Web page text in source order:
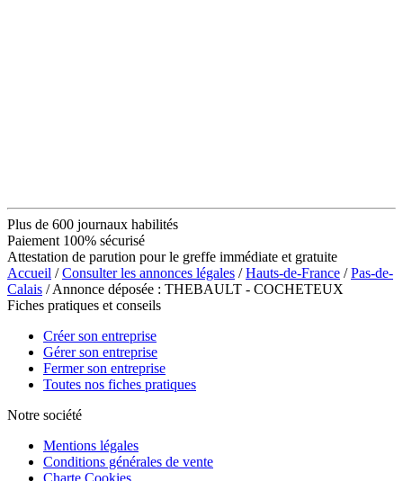
Plus de 600 journaux habilités
Paiement 100% sécurisé
Attestation de parution pour le greffe immédiate et gratuite
Accueil /Consulter les annonces légales /Hauts-de-France /Pas-de-
Calais / Annonce déposée : THEBAULT - COCHETEUX
Fiches pratiques et conseils
Créer son entreprise
Gérer son entreprise
Fermer son entreprise
Toutes nos fiches pratiques
Notre société
Mentions légales
Conditions générales de vente
Charte Cookies